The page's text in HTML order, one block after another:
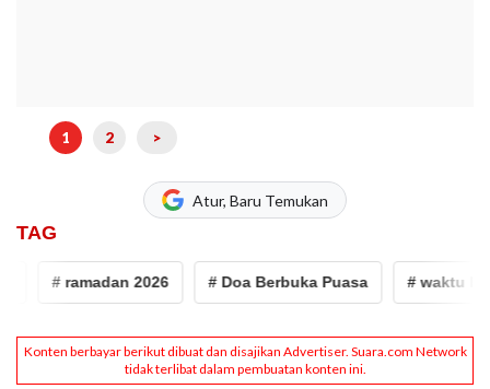
1 2 >
Atur, Baru Temukan
TAG
# ramadan 2026 # Doa Berbuka Puasa # waktu